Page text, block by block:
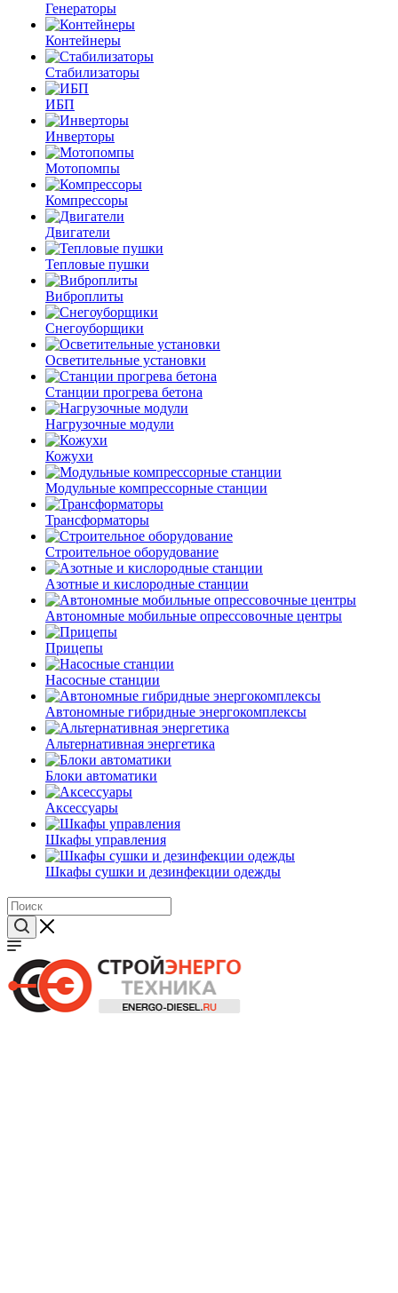
Генераторы
Контейнеры
Стабилизаторы
ИБП
Инверторы
Мотопомпы
Компрессоры
Двигатели
Тепловые пушки
Виброплиты
Снегоуборщики
Осветительные установки
Станции прогрева бетона
Нагрузочные модули
Кожухи
Модульные компрессорные станции
Трансформаторы
Строительное оборудование
Азотные и кислородные станции
Автономные мобильные опрессовочные центры
Прицепы
Насосные станции
Автономные гибридные энергокомплексы
Альтернативная энергетика
Блоки автоматики
Аксессуары
Шкафы управления
Шкафы сушки и дезинфекции одежды